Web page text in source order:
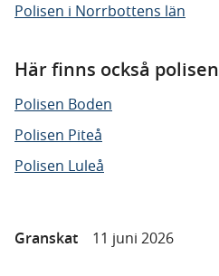
Polisen i Norrbottens län
Här finns också polisen
Polisen Boden
Polisen Piteå
Polisen Luleå
Granskat 11 juni 2026